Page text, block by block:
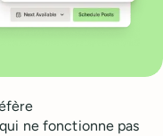
ne fonctionne pas